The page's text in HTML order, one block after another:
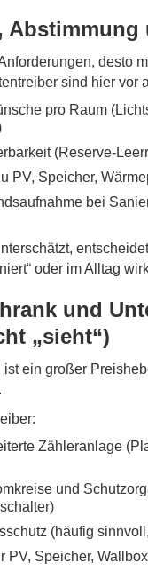
desto
sind hier vor
pro Raum
(Reserve-
PV, Speicher,
bei
oder im Alltag
und
„sieht“)
ist ein großer
Zähleranlage
und
(häufig
PV, Speicher,